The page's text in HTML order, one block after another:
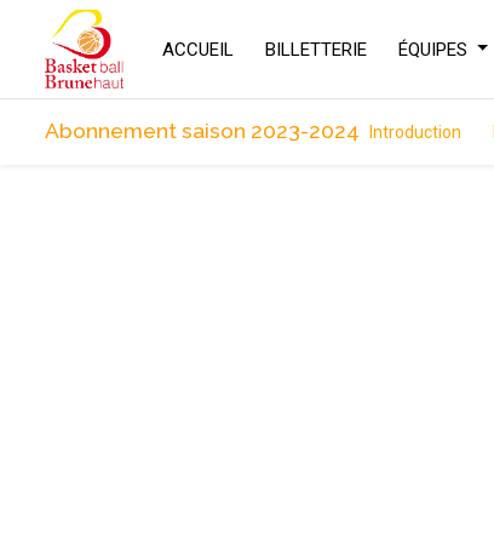
ACCUEIL BILLETTERIE ÉQUIPES
Abonnement saison 2023-2024 Introduction